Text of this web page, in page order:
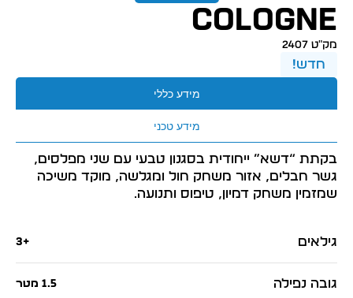
COLOGNE
מק״ט 2407
חדש!
מידע כללי
מידע טכני
בקתת “דשא” ייחודית בסגנון טבעי עם שני מפלסים,
גשר חבלים, אזור משחק חול ומגלשה, מוקד משיכה
שמזמין משחק דמיון, טיפוס ותנועה.
גילאים +3
גובה נפילה 1.5 מטר